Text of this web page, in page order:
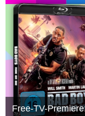
Free-TV-